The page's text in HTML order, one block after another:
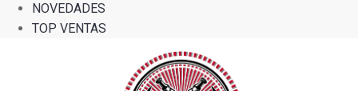
NOVEDADES
TOP VENTAS